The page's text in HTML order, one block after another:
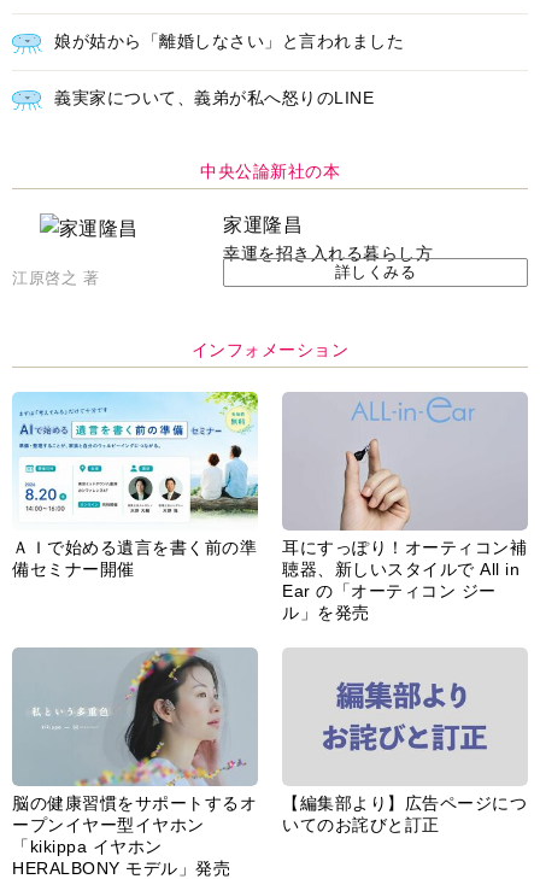
娘が姑から「離婚しなさい」と言われました
義実家について、義弟が私へ怒りのLINE
中央公論新社の本
家運隆昌
幸運を招き入れる暮らし方
江原啓之 著 詳しくみる
インフォメーション
ＡＩで始める遺言を書く前の準
備セミナー開催
耳にすっぽり！オーティコン補
聴器、新しいスタイルで All in
Ear の「オーティコン ジー
ル」を発売
脳の健康習慣をサポートするオ
ープンイヤー型イヤホン
「kikippa イヤホン
HERALBONY モデル」発売
【編集部より】広告ページにつ
いてのお詫びと訂正